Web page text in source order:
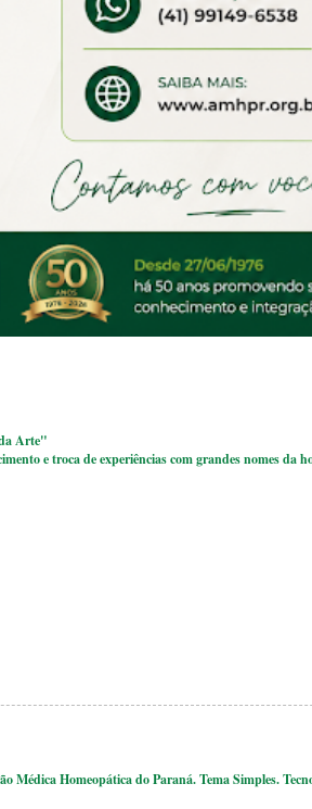
Arte"
e troca de experiências com grandes nomes da
Médica Homeopática do Paraná. Tema Simples.